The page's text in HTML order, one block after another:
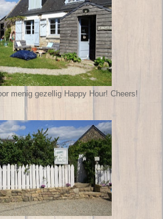
menig gezellig Happy Hour! Cheers!